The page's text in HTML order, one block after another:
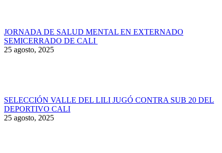
JORNADA DE SALUD MENTAL EN EXTERNADO
SEMICERRADO DE CALI
25 agosto, 2025
SELECCIÓN VALLE DEL LILI JUGÓ CONTRA SUB 20 DEL
DEPORTIVO CALI
25 agosto, 2025